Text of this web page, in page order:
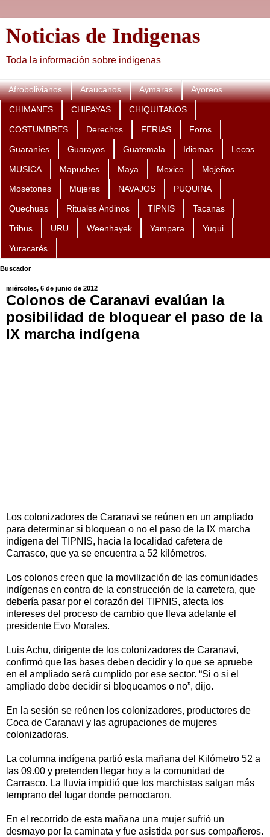
Noticias de Indigenas
Toda la información sobre indigenas
Afrobolivianos Araucanos Aymaras Ayoreos
CHIMANES CHIPAYAS CHIQUITANOS
COSTUMBRES Derechos FERIAS Foros
Guaraníes Guarayos Guatemala Idiomas Lecos
MUSICA Mapuches Maya Mexico Mojeños
Mosetones Mujeres NAVAJOS PUQUINA
Quechuas Rituales Andinos TIPNIS Tacanas
Tribus URU Weenhayek Yampara Yuqui
Yuracarés
Buscador
miércoles, 6 de junio de 2012
Colonos de Caranavi evalúan la
posibilidad de bloquear el paso de la
IX marcha indígena
Los colonizadores de Caranavi se reúnen en un ampliado
para determinar si bloquean o no el paso de la IX marcha
indígena del TIPNIS, hacia la localidad cafetera de
Carrasco, que ya se encuentra a 52 kilómetros.
Los colonos creen que la movilización de las comunidades
indígenas en contra de la construcción de la carretera, que
debería pasar por el corazón del TIPNIS, afecta los
intereses del proceso de cambio que lleva adelante el
presidente Evo Morales.
Luis Achu, dirigente de los colonizadores de Caranavi,
confirmó que las bases deben decidir y lo que se apruebe
en el ampliado será cumplido por ese sector. “Si o si el
ampliado debe decidir si bloqueamos o no”, dijo.
En la sesión se reúnen los colonizadores, productores de
Coca de Caranavi y las agrupaciones de mujeres
colonizadoras.
La columna indígena partió esta mañana del Kilómetro 52 a
las 09.00 y pretenden llegar hoy a la comunidad de
Carrasco. La lluvia impidió que los marchistas salgan más
temprano del lugar donde pernoctaron.
En el recorrido de esta mañana una mujer sufrió un
desmayo por la caminata y fue asistida por sus compañeros.